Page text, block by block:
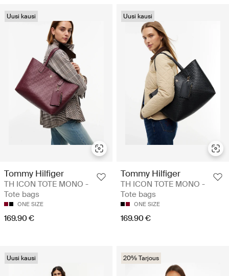
Uusi kausi
Tommy Hilfiger
TH ICON TOTE MONO -
Tote bags
ONE SIZE
169.90 €
Uusi kausi
Tommy Hilfiger
TH ICON TOTE MONO -
Tote bags
ONE SIZE
169.90 €
Uusi kausi 20% Tarjous